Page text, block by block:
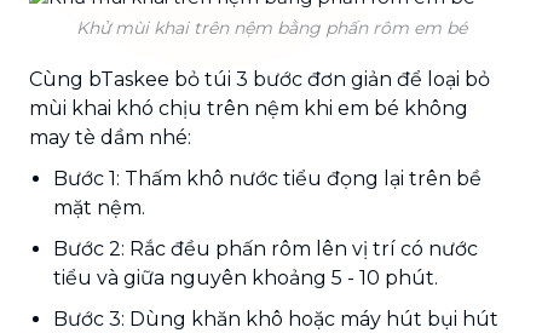
Khử mùi khai trên nệm bằng phấn rôm em bé
Cùng bTaskee bỏ túi 3 bước đơn giản để loại bỏ
mùi khai khó chịu trên nệm khi em bé không
may tè dầm nhé:
Bước 1: Thấm khô nước tiểu đọng lại trên bề
mặt nệm.
Bước 2: Rắc đều phấn rôm lên vị trí có nước
tiểu và giữa nguyên khoảng 5 - 10 phút.
Bước 3: Dùng khăn khô hoặc máy hút bụi hút